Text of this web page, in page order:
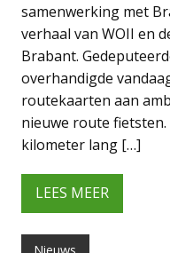
samenwerking met
verhaal van WOII en
Brabant.
overhandigde
routekaarten aan
nieuwe route
kilometer lang […]
LEES MEER